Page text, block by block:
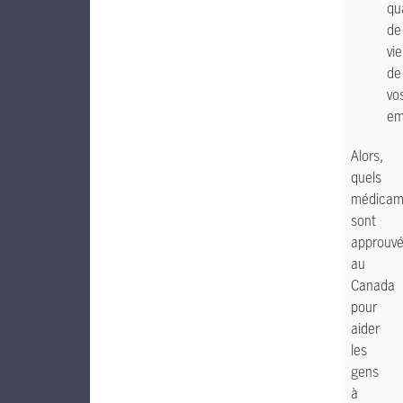
de
vie
de
Alors,
quels
sont
au
Canada
pour
aider
les
gens
à